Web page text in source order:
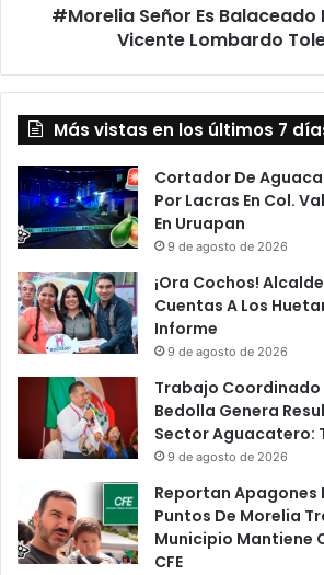
Toledano#Morelia Señor Es Balaceado
Vicente Lombardo
Más vistas en los últimos 7
Cortador De
Por Lacras En Col.
En Uruapan
9 de agosto de 2026
¡Ora Cochos!
Cuentas A Los
Informe
9 de agosto de 2026
Trabajo Coordinado
Bedolla Genera
Sector Aguacatero:
9 de agosto de 2026
Reportan Apagones
Puntos De Morelia
Municipio Mantiene
CFE